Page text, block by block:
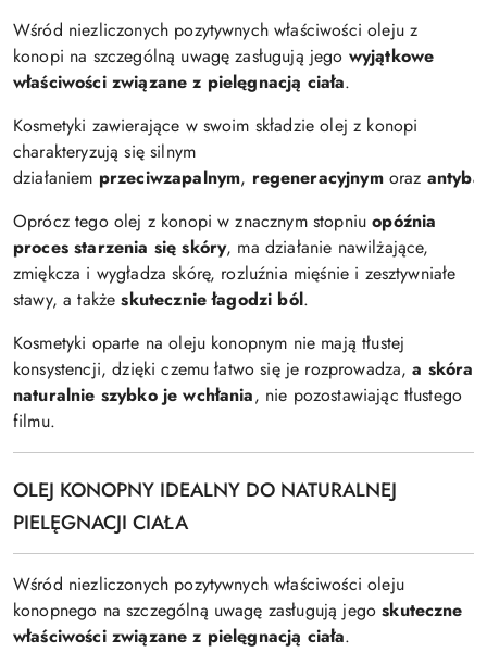
Wśród niezliczonych pozytywnych właściwości oleju z
konopi na szczególną uwagę zasługują jego wyjątkowe
właściwości związane z pielęgnacją ciała.
Kosmetyki zawierające w swoim składzie olej z konopi
charakteryzują się silnym
działaniem przeciwzapalnym, regeneracyjnym oraz
Oprócz tego olej z konopi w znacznym stopniuopóźnia
proces starzenia się skóry, ma działanie nawilżające,
zmiękcza i wygładza skórę, rozluźnia mięśnie i zesztywniałe
stawy, a takżeskutecznie łagodzi ból.
Kosmetyki oparte na oleju konopnym nie mają tłustej
konsystencji, dzięki czemu łatwo się je rozprowadza,a skóra
naturalnie szybko je wchłania, nie pozostawiając tłustego
filmu.
OLEJ KONOPNY IDEALNY DO NATURALNEJ
PIELĘGNACJI CIAŁA
Wśród niezliczonych pozytywnych właściwości oleju
konopnego na szczególną uwagę zasługują jegoskuteczne
właściwości związane z pielęgnacją ciała.